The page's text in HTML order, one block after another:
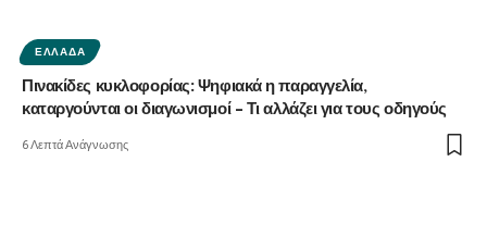
ΕΛΛΆΔΑ
Πινακίδες κυκλοφορίας: Ψηφιακά η παραγγελία,
καταργούνται οι διαγωνισμοί – Τι αλλάζει για τους οδηγούς
6 Λεπτά Ανάγνωσης